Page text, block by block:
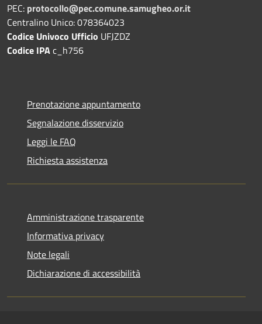
PEC: protocollo@pec.comune.samugheo.or.it
Centralino Unico: 078364023
Codice Univoco Ufficio UFJZDZ
Codice IPAc_h756
Prenotazione appuntamento
Segnalazione disservizio
Leggi le FAQ
Richiesta assistenza
Amministrazione trasparente
Informativa privacy
Note legali
Dichiarazione di accessibilità